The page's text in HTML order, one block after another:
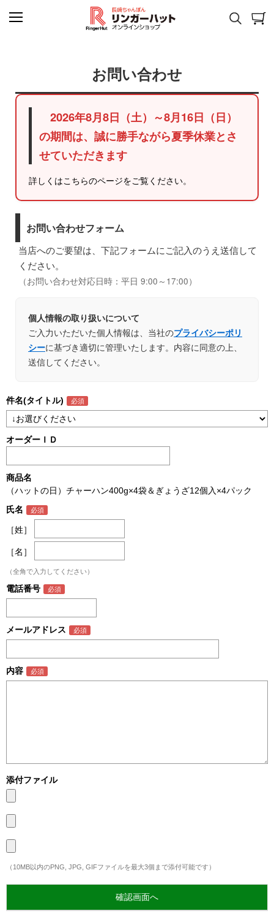
お問い合わせ
2026年8月8日（土）～8月16日（日）
の期間は、誠に勝手ながら夏季休業とさ
せていただきます
詳しくはこちらのページをご覧ください。
お問い合わせフォーム
当店へのご要望は、下記フォームにご記入のうえ送信して
ください。
（お問い合わせ対応日時：平日 9:00～17:00）
個人情報の取り扱いについて
ご入力いただいた個人情報は、当社のプライバシーポリ
シーに基づき適切に管理いたします。内容に同意の上、
送信してください。
件名(タイトル)
オーダーＩＤ
商品名
（ハットの日）チャーハン400g×4袋＆ぎょうざ12個入×4パック
氏名
［姓］
［名］
（全角で入力してください）
電話番号
メールアドレス
内容
添付ファイル
（10MB以内のPNG, JPG, GIFファイルを最大3個まで添付可能です）